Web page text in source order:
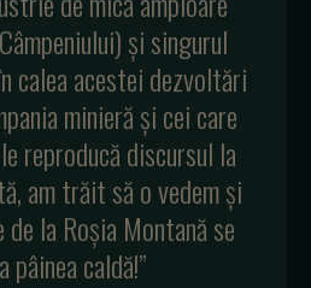
și singurul
calea acestei dezvoltări
minieră și cei care
reproducă discursul la
am trăit să o vedem și
la Roșia Montană se
pâinea caldă!”